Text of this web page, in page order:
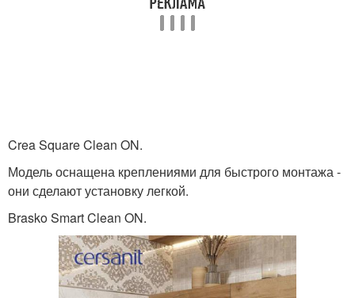
Crea Square Clean ON.
Модель оснащена креплениями для быстрого монтажа -
они сделают установку легкой.
Brasko Smart Clean ON.